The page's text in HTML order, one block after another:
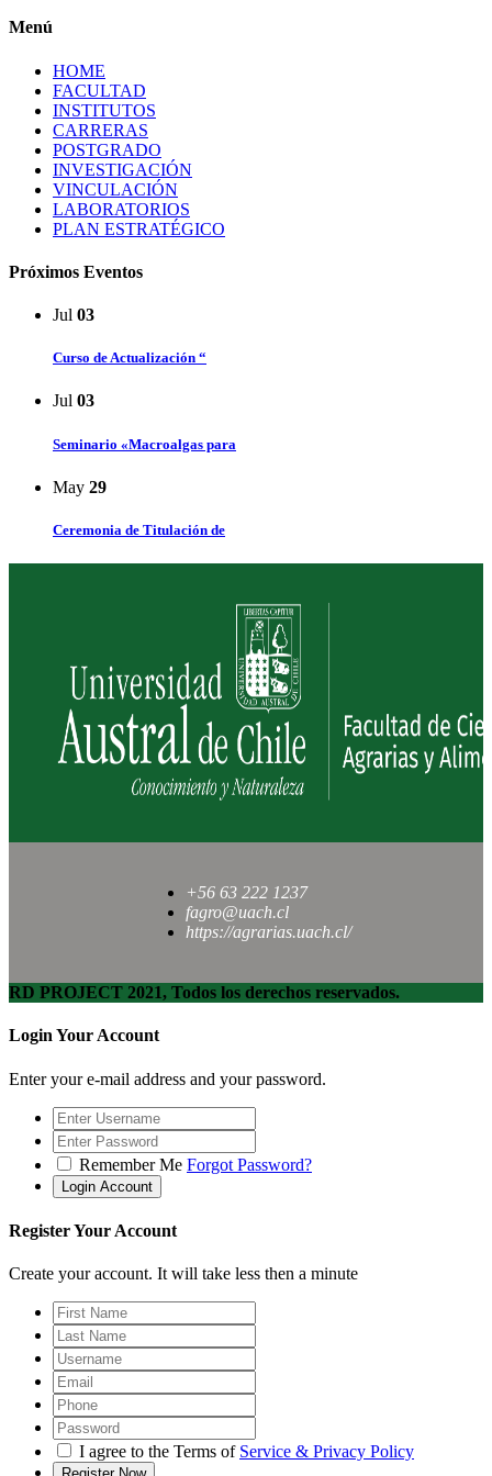
Menú
HOME
FACULTAD
INSTITUTOS
CARRERAS
POSTGRADO
INVESTIGACIÓN
VINCULACIÓN
LABORATORIOS
PLAN ESTRATÉGICO
Próximos Eventos
Jul 03
Curso de Actualización “
Jul 03
Seminario «Macroalgas para
May 29
Ceremonia de Titulación de
+56 63 222 1237
fagro@uach.cl
https://agrarias.uach.cl/
RD PROJECT 2021, Todos los derechos reservados.
Login Your Account
Enter your e-mail address and your password.
Remember Me Forgot Password?
Register Your Account
Create your account. It will take less then a minute
I agree to the Terms of Service & Privacy Policy